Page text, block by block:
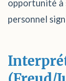
opportunité à
personnel